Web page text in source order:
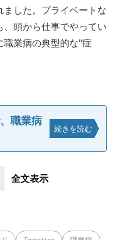
した。プライベートな
頭から仕事でやってい
職業病の典型的な"症
職業病
続きを読む
全文表示